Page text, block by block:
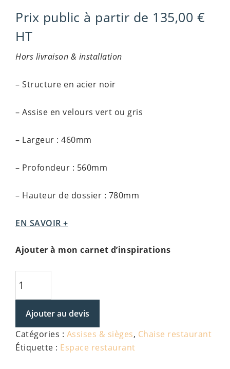
Prix public à partir de 135,00 €
HT
Hors livraison & installation
– Structure en acier noir
– Assise en velours vert ou gris
– Largeur : 460mm
– Profondeur : 560mm
– Hauteur de dossier : 780mm
EN SAVOIR +
Ajouter à mon carnet d’inspirations
de
Chaise
Jackie
Ajouter au devis
Catégories : Assises & sièges, Chaise restaurant
Étiquette : Espace restaurant